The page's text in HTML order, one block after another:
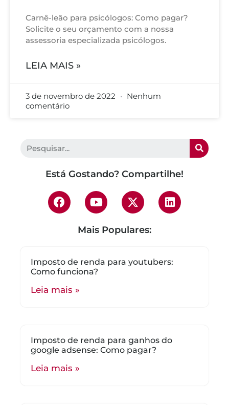
Carnê-leão para psicólogos: Como pagar?
Solicite o seu orçamento com a nossa
assessoria especializada psicólogos.
LEIA MAIS »
3 de novembro de 2022
Nenhum
comentário
Está Gostando? Compartilhe!
Mais Populares:
Imposto de renda para youtubers:
Como funciona?
Leia mais »
Imposto de renda para ganhos do
google adsense: Como pagar?
Leia mais »